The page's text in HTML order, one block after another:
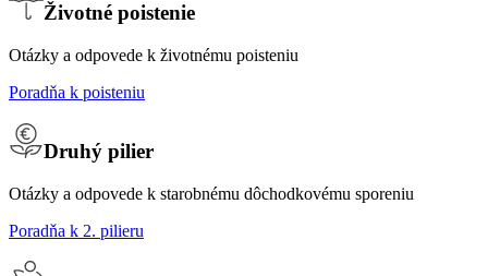
Životné poistenie
Otázky a odpovede k životnému poisteniu
Poradňa k poisteniu
Druhý pilier
Otázky a odpovede k starobnému dôchodkovému sporeniu
Poradňa k 2. pilieru